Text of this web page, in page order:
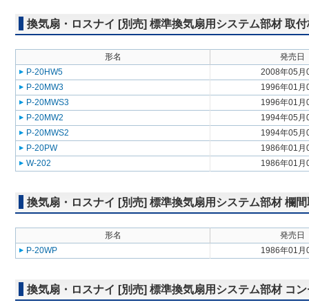
換気扇・ロスナイ [別売] 標準換気扇用システム部材 取付
形名
発売日
P-20HW5
2008年05月
P-20MW3
1996年01月
P-20MWS3
1996年01月
P-20MW2
1994年05月
P-20MWS2
1994年05月
P-20PW
1986年01月
W-202
1986年01月
換気扇・ロスナイ [別売] 標準換気扇用システム部材 欄
形名
発売日
P-20WP
1986年01月
換気扇・ロスナイ [別売] 標準換気扇用システム部材 コ